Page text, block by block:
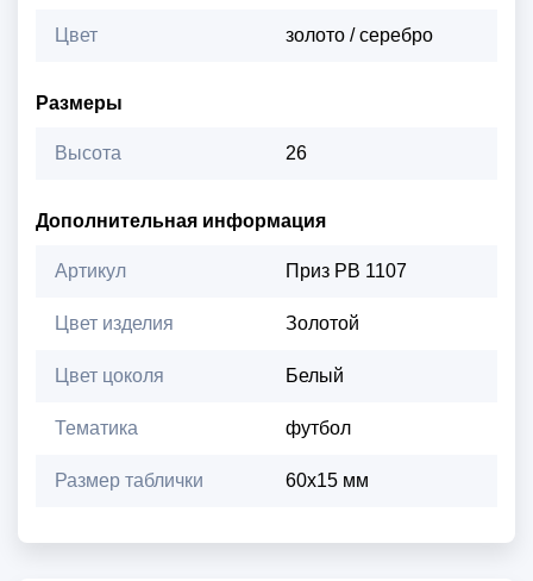
Цвет золото / серебро
Размеры
Высота 26
Дополнительная информация
Артикул Приз PB 1107
Цвет изделия Золотой
Цвет цоколя Белый
Тематика футбол
Размер таблички 60х15 мм